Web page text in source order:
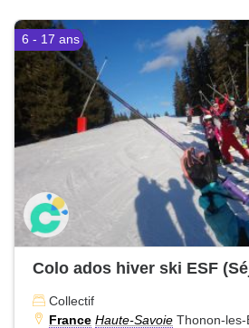
6 - 17 ans
Colo ados hiver ski ESF
Collectif
France Haute-Savoie Thonon-les-